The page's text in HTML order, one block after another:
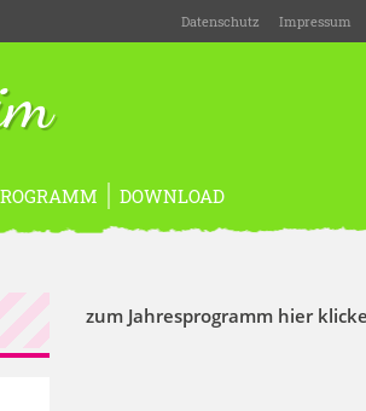
Datenschutz Impressum
DOWNLOAD
zum Jahresprogramm hier